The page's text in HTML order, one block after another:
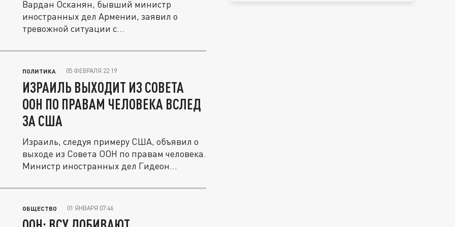
Вардан Осканян, бывший министр
иностранных дел Армении, заявил о
тревожной ситуации с
ПОЛИТИКА 05 ФЕВРАЛЯ 22:19
ИЗРАИЛЬ ВЫХОДИТ ИЗ СОВЕТА
ООН ПО ПРАВАМ ЧЕЛОВЕКА ВСЛЕД
ЗА США
Израиль, следуя примеру США, объявил о
выходе из Совета ООН по правам человека.
Министр иностранных дел Гидеон...
ОБЩЕСТВО 01 ЯНВАРЯ 07:46